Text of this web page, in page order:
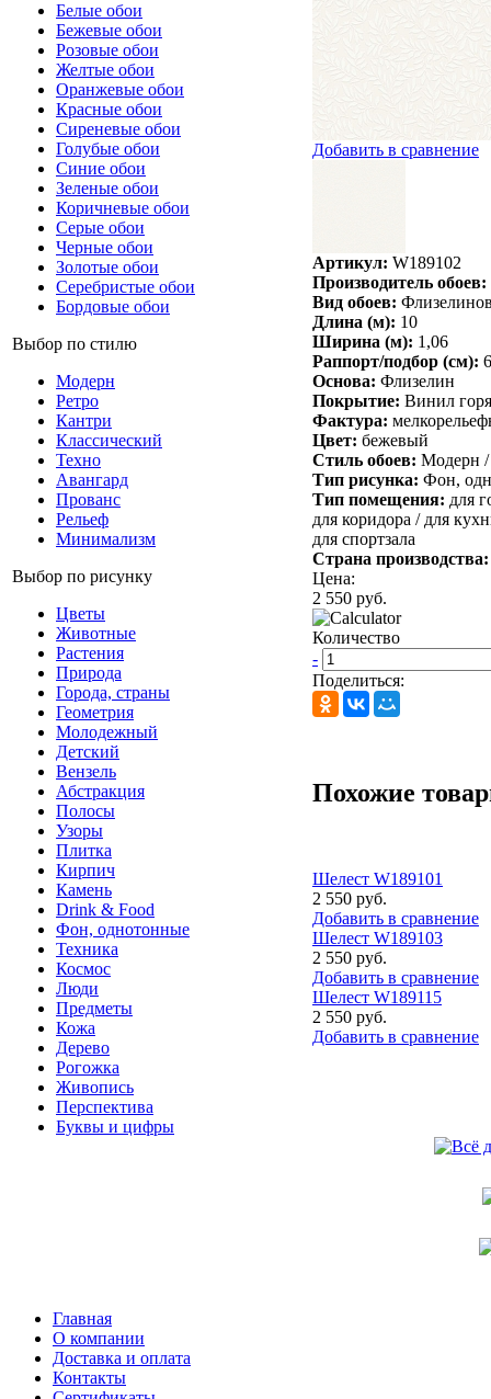
Белые обои
Бежевые обои
Розовые обои
Желтые обои
Оранжевые обои
Красные обои
Сиреневые обои
Голубые обои
Синие обои
Зеленые обои
Коричневые обои
Серые обои
Черные обои
Золотые обои
Серебристые обои
Бордовые обои
Выбор по стилю
Модерн
Ретро
Кантри
Классический
Техно
Авангард
Прованс
Рельеф
Минимализм
Выбор по рисунку
Цветы
Животные
Растения
Природа
Города, страны
Геометрия
Молодежный
Детский
Вензель
Абстракция
Полосы
Узоры
Плитка
Кирпич
Камень
Drink & Food
Фон, однотонные
Техника
Космос
Люди
Предметы
Кожа
Дерево
Рогожка
Живопись
Перспектива
Буквы и цифры
Добавить в сравнение
Артикул: W189102
Производитель обоев:
Вид обоев:
Длина (м): 10
Ширина (м): 1,06
Раппорт/подбор (см):
Основа: Флизелин
Покрытие: Винил
Фактура:
Цвет: бежевый
Стиль обоев: Модерн /
Тип рисунка: Фон,
Тип помещения: для
для коридора / для
для спортзала
Страна
Цена:
2 550 руб.
Количество
-
Поделиться:
Похожие
Шелест W189101
2 550 руб.
Добавить в сравнение
Шелест W189103
2 550 руб.
Добавить в сравнение
Шелест W189115
2 550 руб.
Добавить в сравнение
Главная
О компании
Доставка и оплата
Контакты